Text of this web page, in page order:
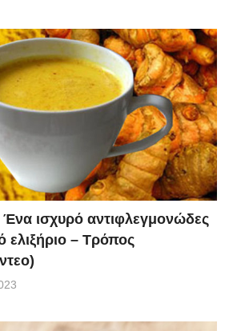
ισχυρό αντιφλεγμονώδες
ελιξήριο – Τρόπος